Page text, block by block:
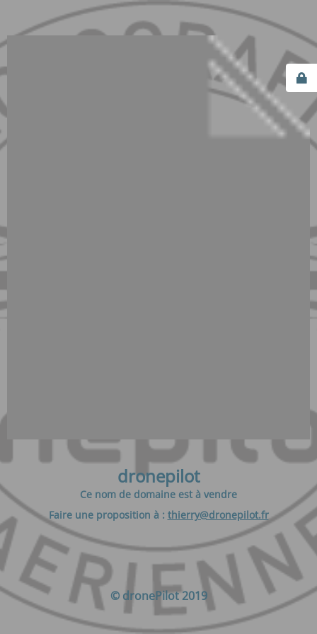
dronepilot
Ce nom de domaine est à vendre
Faire une proposition à : thierry@dronepilot.fr
© dronePilot 2019